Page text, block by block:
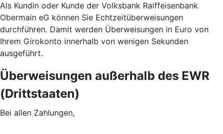
Als Kundin oder Kunde der Volksbank Raiffeisenbank
Obermain eG können Sie Echtzeitüberweisungen
durchführen. Damit werden Überweisungen in Euro von
Ihrem Girokonto innerhalb von wenigen Sekunden
ausgeführt.
Überweisungen außerhalb des EWR
(Drittstaaten)
Bei allen Zahlungen,